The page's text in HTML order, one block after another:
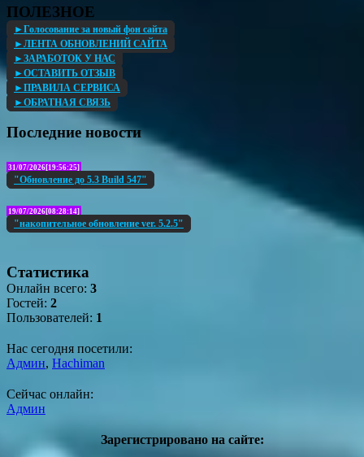
ПОЛЕЗНОЕ
►Голосование за новый фон сайта
►ЛЕНТА ОБНОВЛЕНИЙ САЙТА
►ЗАРАБОТОК У НАС
►ОСТАВИТЬ ОТЗЫВ
►ПРАВИЛА СЕРВИСА
►ОБРАТНАЯ СВЯЗЬ
Последние новости
31/07/2026[19:56:25]
"Обновление до 5.3 Build 547"
19/07/2026[08:28:14]
"накопительное обновление ver. 5.2.5"
Статистика
Онлайн всего: 3
Гостей: 2
Пользователей: 1
Нас сегодня посетили:
Админ, Hachiman
Сейчас онлайн:
Админ
Зарегистрировано на сайте: